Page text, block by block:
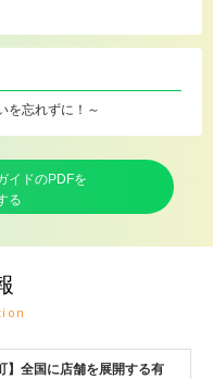
を忘れずに！～
イドのPDFを
る
】全国に店舗を展開する有